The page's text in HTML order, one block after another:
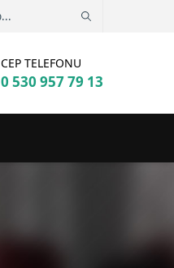
CEP TELEFONU
0 530 957 79 13